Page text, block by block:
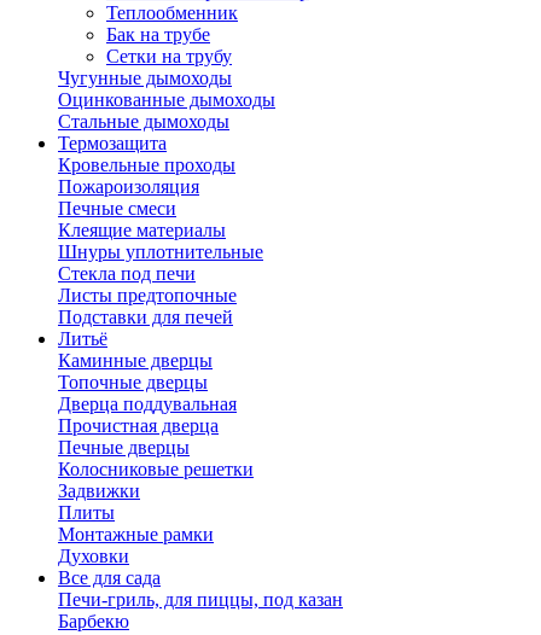
Теплообменник
Бак на трубе
Сетки на трубу
Чугунные дымоходы
Оцинкованные дымоходы
Стальные дымоходы
Термозащита
Кровельные проходы
Пожароизоляция
Печные смеси
Клеящие материалы
Шнуры уплотнительные
Стекла под печи
Листы предтопочные
Подставки для печей
Литьё
Каминные дверцы
Топочные дверцы
Дверца поддувальная
Прочистная дверца
Печные дверцы
Колосниковые решетки
Задвижки
Плиты
Монтажные рамки
Духовки
Все для сада
Печи-гриль, для пиццы, под казан
Барбекю